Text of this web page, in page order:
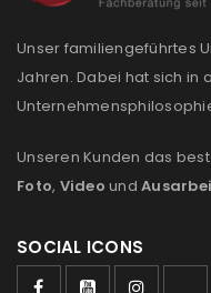
Unser familiengeführtes
Jahren. Dabei hat sich in
Unseren Kunden das
Foto, Video und
SOCIAL ICONS